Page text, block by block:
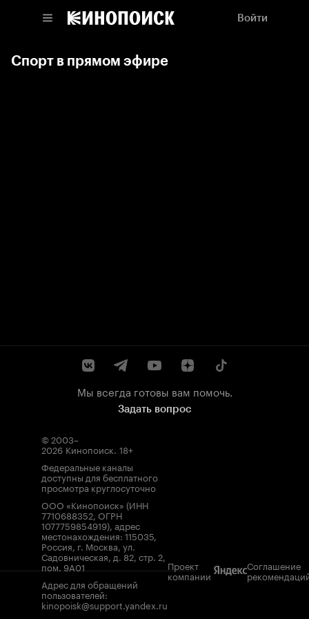
Войти
Спорт в прямом эфире
Мы всегда готовы вам помочь.
Задать вопрос
© 2003–
2026 Кинопоиск. 18+
Федеральные каналы
доступны для бесплатного
просмотра круглосуточно
ООО «Кинопоиск» (ИНН
7710688352, ОГРН
1077759854919), адрес
местонахождения: 115035,
Россия, г. Москва, ул.
Садовническая, д. 82, стр. 2,
пом. 9А01
Адрес для обращений
пользователей:
kinopoisk@support.yandex.ru
Проект
компании
Соглашение